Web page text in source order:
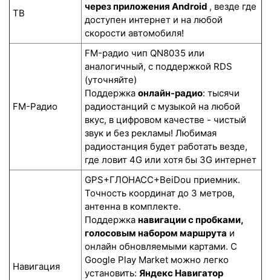
ТВ
через приложения Android , везде где
доступен интернет и на любой
скорости автомобиля!
FM-Радио
FM-радио чип QN8035 или
аналогичный, с поддержкой RDS
(уточняйте)
Поддержка онлайн-радио: тысячи
радиостанций с музыкой на любой
вкус, в цифровом качестве - чистый
звук и без рекламы! Любимая
радиостанция будет работать везде,
где ловит 4G или хотя бы 3G интернет
Навигация
GPS+ГЛОНАСС+BeiDou приемник.
Точность координат до 3 метров,
антенна в комплекте.
Поддержка навигации с пробками,
голосовым набором маршрута и
онлайн обновляемыми картами. С
Google Play Market можно легко
установить: Яндекс Навигатор